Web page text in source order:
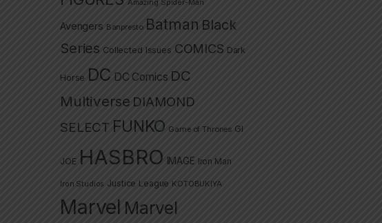
Avengers Banpresto Batman Black
Series Collected Issues COMICS Dark
Horse DC DC Comics DC
Multiverse DIAMOND
SELECT FUNKO Game of Thrones GI
JOE HASBRO IMAGE Iron Man
Iron Studios Justice League KOTOBUKIYA
Marvel Marvel